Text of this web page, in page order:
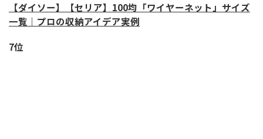
【ダイソー】【セリア】100均「ワイヤーネット」サイズ
一覧｜プロの収納アイデア実例
7位